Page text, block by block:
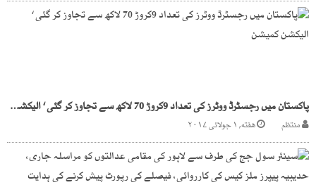
پاکستان میں رجسٹرڈ ووٹرز کی تعداد 9کروڑ 70 لاکھ سے تجاوز کر گئی ‘ الیکشن کمیشن
منتظم هفته, ۱ جولائی ۲۰۱۷